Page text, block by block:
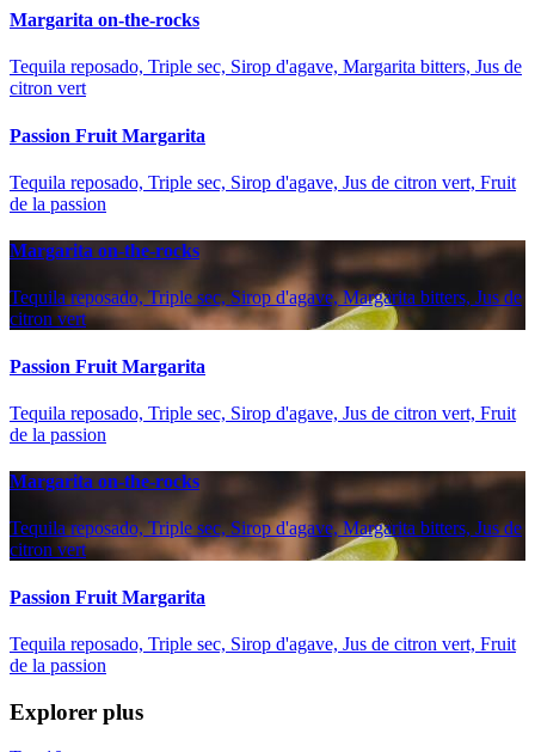
Margarita on-the-rocks
Tequila reposado, Triple sec, Sirop d'agave, Margarita bitters, Jus de
citron vert
Passion Fruit Margarita
Tequila reposado, Triple sec, Sirop d'agave, Jus de citron vert, Fruit
de la passion
Margarita on-the-rocks
Tequila reposado, Triple sec, Sirop d'agave, Margarita bitters, Jus de
citron vert
Passion Fruit Margarita
Tequila reposado, Triple sec, Sirop d'agave, Jus de citron vert, Fruit
de la passion
Margarita on-the-rocks
Tequila reposado, Triple sec, Sirop d'agave, Margarita bitters, Jus de
citron vert
Passion Fruit Margarita
Tequila reposado, Triple sec, Sirop d'agave, Jus de citron vert, Fruit
de la passion
Explorer plus